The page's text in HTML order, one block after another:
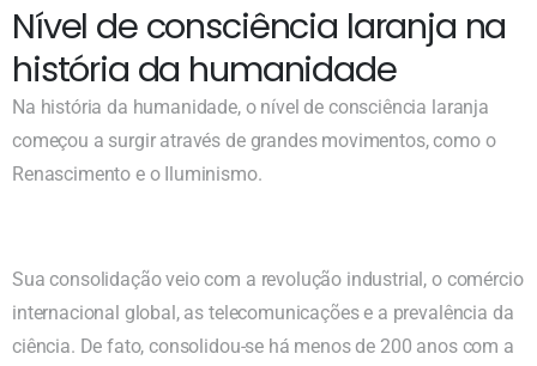
Nível de consciência laranja na
história da humanidade
Na história da humanidade, o nível de consciência laranja
começou a surgir através de grandes movimentos, como o
Renascimento e o Iluminismo.
Sua consolidação veio com a revolução industrial, o comércio
internacional global, as telecomunicações e a prevalência da
ciência. De fato, consolidou-se há menos de 200 anos com a